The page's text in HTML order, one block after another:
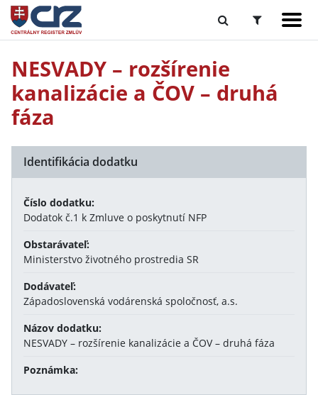
NESVADY – rozšírenie
kanalizácie a ČOV – druhá
fáza
Identifikácia dodatku
Číslo dodatku:
Dodatok č.1 k Zmluve o poskytnutí NFP
Obstarávateľ:
Ministerstvo životného prostredia SR
Dodávateľ:
Západoslovenská vodárenská spoločnosť, a.s.
Názov dodatku:
NESVADY – rozšírenie kanalizácie a ČOV – druhá fáza
Poznámka: